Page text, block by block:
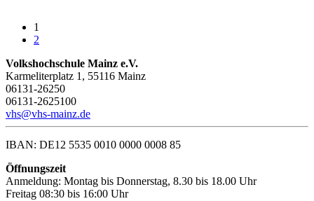
1
2
Volkshochschule Mainz e.V.
Karmeliterplatz 1, 55116 Mainz
06131-26250
06131-2625100
vhs@vhs-mainz.de
IBAN: DE12 5535 0010 0000 0008 85
Öffnungszeit
Anmeldung: Montag bis Donnerstag, 8.30 bis 18.00 Uhr
Freitag 08:30 bis 16:00 Uhr